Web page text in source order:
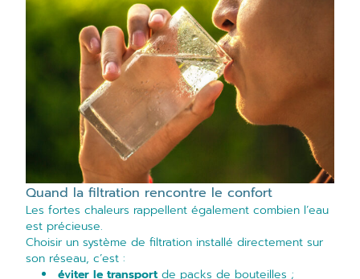
Quand la filtration rencontre le confort
Les fortes chaleurs rappellent également combien l’eau
est précieuse.
Choisir un système de filtration installé directement sur
son réseau, c’est :
éviter le transportde packs de bouteilles ;